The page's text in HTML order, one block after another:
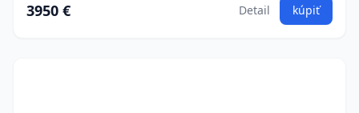
3950 € Detail kúpiť